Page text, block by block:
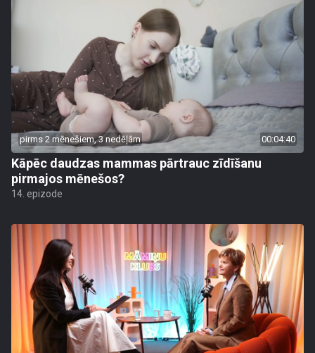
pirms 2 mēnešiem, 3 nedēļām 00:04:40
Kāpēc daudzas mammas pārtrauc zīdīšanu
pirmajos mēnešos?
14. epizode